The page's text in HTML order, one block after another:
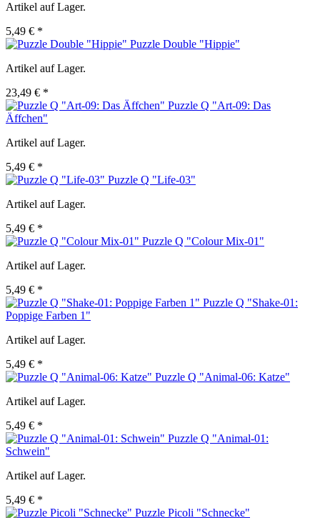
Artikel auf Lager.
5,49 € *
Puzzle Double "Hippie"
Artikel auf Lager.
23,49 € *
Puzzle Q "Art-09: Das
Äffchen"
Artikel auf Lager.
5,49 € *
Puzzle Q "Life-03"
Artikel auf Lager.
5,49 € *
Puzzle Q "Colour Mix-01"
Artikel auf Lager.
5,49 € *
Puzzle Q "Shake-01:
Poppige Farben 1"
Artikel auf Lager.
5,49 € *
Puzzle Q "Animal-06: Katze"
Artikel auf Lager.
5,49 € *
Puzzle Q "Animal-01:
Schwein"
Artikel auf Lager.
5,49 € *
Puzzle Picoli "Schnecke"